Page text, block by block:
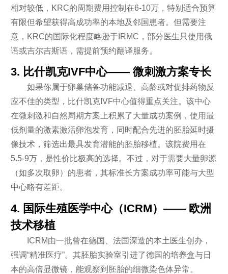
相对较低，KRC的周期费用控制在6-10万，特别适合预算
有限但希望获得高成功率的本地及邻国患者。但需要注
意，KRC的国际化程度略逊于IRMC，部分医生只使用俄
语或吉尔吉斯语，需提前预约翻译服务。
3. 比什凯克IVF中心—— 微刺激方案专长
如果你属于卵巢储备功能减退、高龄或对促排药物反
应不佳的类型，比什凯克IVF中心值得重点关注。该中心
在微刺激和自然周期方案上积累了大量成功案例，使用最
低剂量的激素激活卵泡发育，同时配合先进的胚胎延时摄
像技术，筛选出最具发育潜能的胚胎移植。该院费用在
5.5-9万，是性价比极高的选择。不过，对于需要大量卵源
（如多次取卵）的患者，其标准长方案成功率可能与大型
中心略有差距。
4. 国际生殖医学中心（ICRM）—— 欧洲
技术移植
ICRM由一批曾在德国、法国深造的本土医生创办，
强调“精准医疗”。其胚胎实验室引进了德国的培养盒与日
本的高倍显微镜，能观察到胚胎的细微染色体异常。